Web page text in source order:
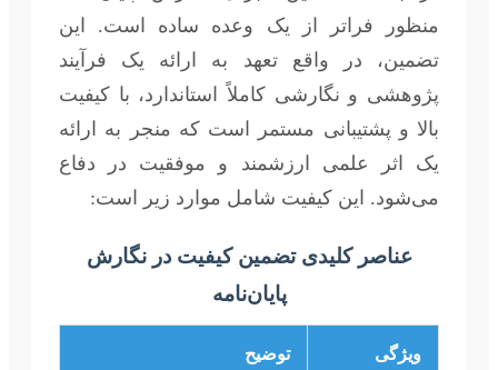
منظور فراتر از یک وعده ساده است. این
تضمین، در واقع تعهد به ارائه یک فرآیند
پژوهشی و نگارشی کاملاً استاندارد، با کیفیت
بالا و پشتیبانی مستمر است که منجر به ارائه
یک اثر علمی ارزشمند و موفقیت در دفاع
می‌شود. این کیفیت شامل موارد زیر است:
عناصر کلیدی تضمین کیفیت در نگارش
پایان‌نامه
ویژگی توضیح